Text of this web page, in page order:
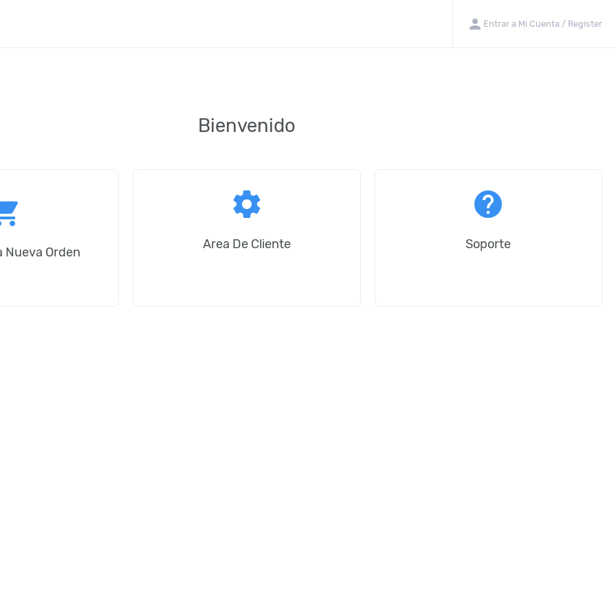
person Entrar a Mi Cuenta / Register
Bienvenido
Nueva Orden
settings
Area De Cliente
help
Soporte